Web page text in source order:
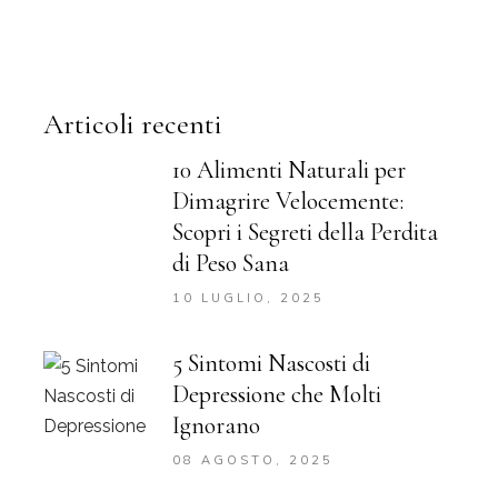
Articoli recenti
10 Alimenti Naturali per
Dimagrire Velocemente:
Scopri i Segreti della Perdita
di Peso Sana
10 LUGLIO, 2025
5 Sintomi Nascosti di
Depressione che Molti
Ignorano
08 AGOSTO, 2025